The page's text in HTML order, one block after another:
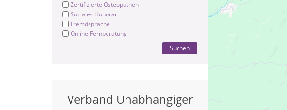
Zertifizierte Osteopathen
Soziales Honorar
Fremdsprache
Online-Fernberatung
Suchen
Verband Unabhängiger